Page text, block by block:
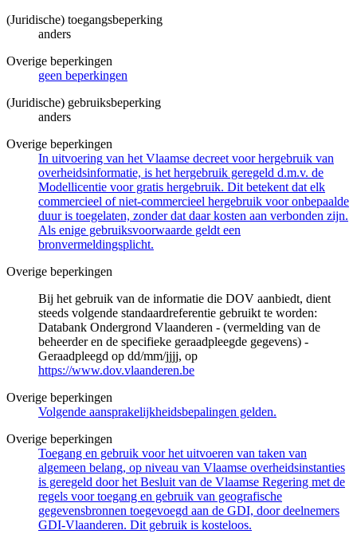
(Juridische) toegangsbeperking
anders
Overige beperkingen
geen beperkingen
(Juridische) gebruiksbeperking
anders
Overige beperkingen
In uitvoering van het Vlaamse decreet voor hergebruik van
overheidsinformatie, is het hergebruik geregeld d.m.v. de
Modellicentie voor gratis hergebruik. Dit betekent dat elk
commercieel of niet-commercieel hergebruik voor onbepaalde
duur is toegelaten, zonder dat daar kosten aan verbonden zijn.
Als enige gebruiksvoorwaarde geldt een
bronvermeldingsplicht.
Overige beperkingen
Bij het gebruik van de informatie die DOV aanbiedt, dient
steeds volgende standaardreferentie gebruikt te worden:
Databank Ondergrond Vlaanderen - (vermelding van de
beheerder en de specifieke geraadpleegde gegevens) -
Geraadpleegd op dd/mm/jjjj, op
https://www.dov.vlaanderen.be
Overige beperkingen
Volgende aansprakelijkheidsbepalingen gelden.
Overige beperkingen
Toegang en gebruik voor het uitvoeren van taken van
algemeen belang, op niveau van Vlaamse overheidsinstanties
is geregeld door het Besluit van de Vlaamse Regering met de
regels voor toegang en gebruik van geografische
gegevensbronnen toegevoegd aan de GDI, door deelnemers
GDI-Vlaanderen. Dit gebruik is kosteloos.